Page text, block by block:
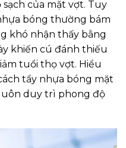
của mặt vợt. Tuy
bóng thường bám
khó nhận thấy bằng
khiến cú đánh thiếu
tuổi thọ vợt. Hiểu
tẩy nhựa bóng mặt
duy trì phong độ